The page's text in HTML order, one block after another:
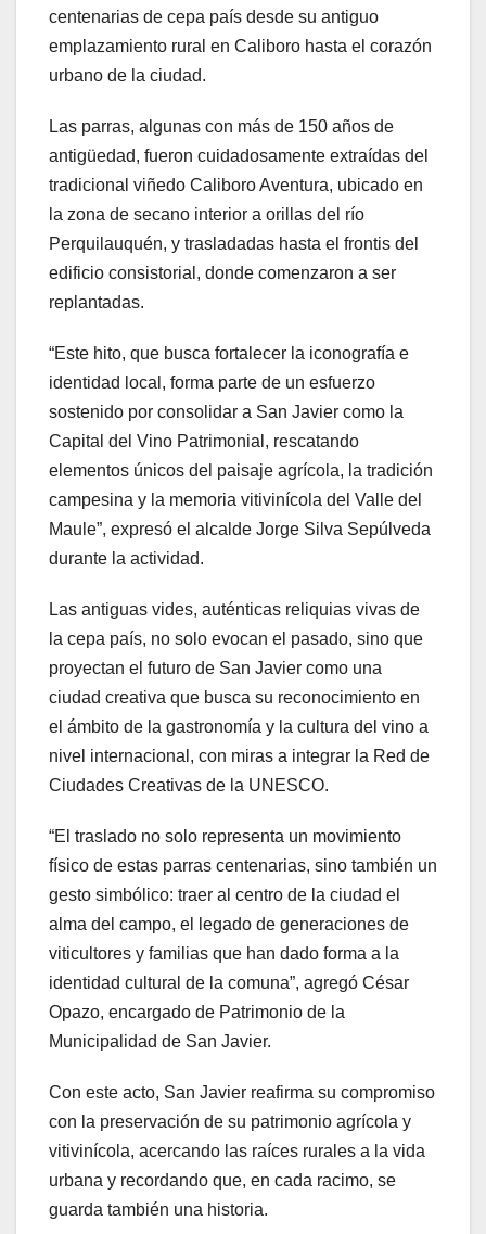
centenarias de cepa país desde su antiguo
emplazamiento rural en Caliboro hasta el corazón
urbano de la ciudad.
Las parras, algunas con más de 150 años de
antigüedad, fueron cuidadosamente extraídas del
tradicional viñedo Caliboro Aventura, ubicado en
la zona de secano interior a orillas del río
Perquilauquén, y trasladadas hasta el frontis del
edificio consistorial, donde comenzaron a ser
replantadas.
“Este hito, que busca fortalecer la iconografía e
identidad local, forma parte de un esfuerzo
sostenido por consolidar a San Javier como la
Capital del Vino Patrimonial, rescatando
elementos únicos del paisaje agrícola, la tradición
campesina y la memoria vitivinícola del Valle del
Maule”, expresó el alcalde Jorge Silva Sepúlveda
durante la actividad.
Las antiguas vides, auténticas reliquias vivas de
la cepa país, no solo evocan el pasado, sino que
proyectan el futuro de San Javier como una
ciudad creativa que busca su reconocimiento en
el ámbito de la gastronomía y la cultura del vino a
nivel internacional, con miras a integrar la Red de
Ciudades Creativas de la UNESCO.
“El traslado no solo representa un movimiento
físico de estas parras centenarias, sino también un
gesto simbólico: traer al centro de la ciudad el
alma del campo, el legado de generaciones de
viticultores y familias que han dado forma a la
identidad cultural de la comuna”, agregó César
Opazo, encargado de Patrimonio de la
Municipalidad de San Javier.
Con este acto, San Javier reafirma su compromiso
con la preservación de su patrimonio agrícola y
vitivinícola, acercando las raíces rurales a la vida
urbana y recordando que, en cada racimo, se
guarda también una historia.